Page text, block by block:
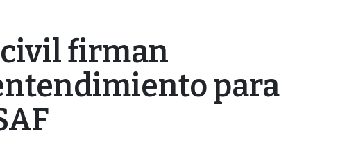
firman
para